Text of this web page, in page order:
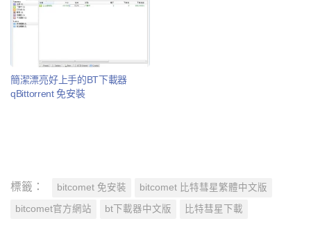
簡潔漂亮好上手的BT下載器
qBittorrent 免安裝
標籤： bitcomet 免安裝 bitcomet 比特彗星繁體中文版
bitcomet官方網站 bt下載器中文版 比特彗星下載